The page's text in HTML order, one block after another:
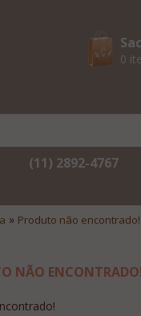
0
Natal & 2017
Lista De Desejos
Minha Conta
Site Institucional
Lista De Desejos
(11) 2892-4767
» Produto não encontrado!
NÃO